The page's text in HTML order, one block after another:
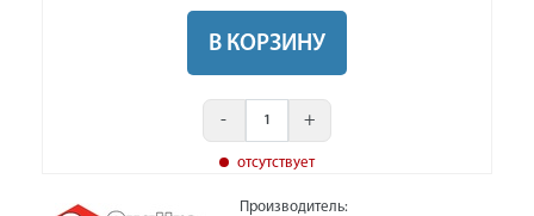
В КОРЗИНУ
- +
отсутствует
Производитель: